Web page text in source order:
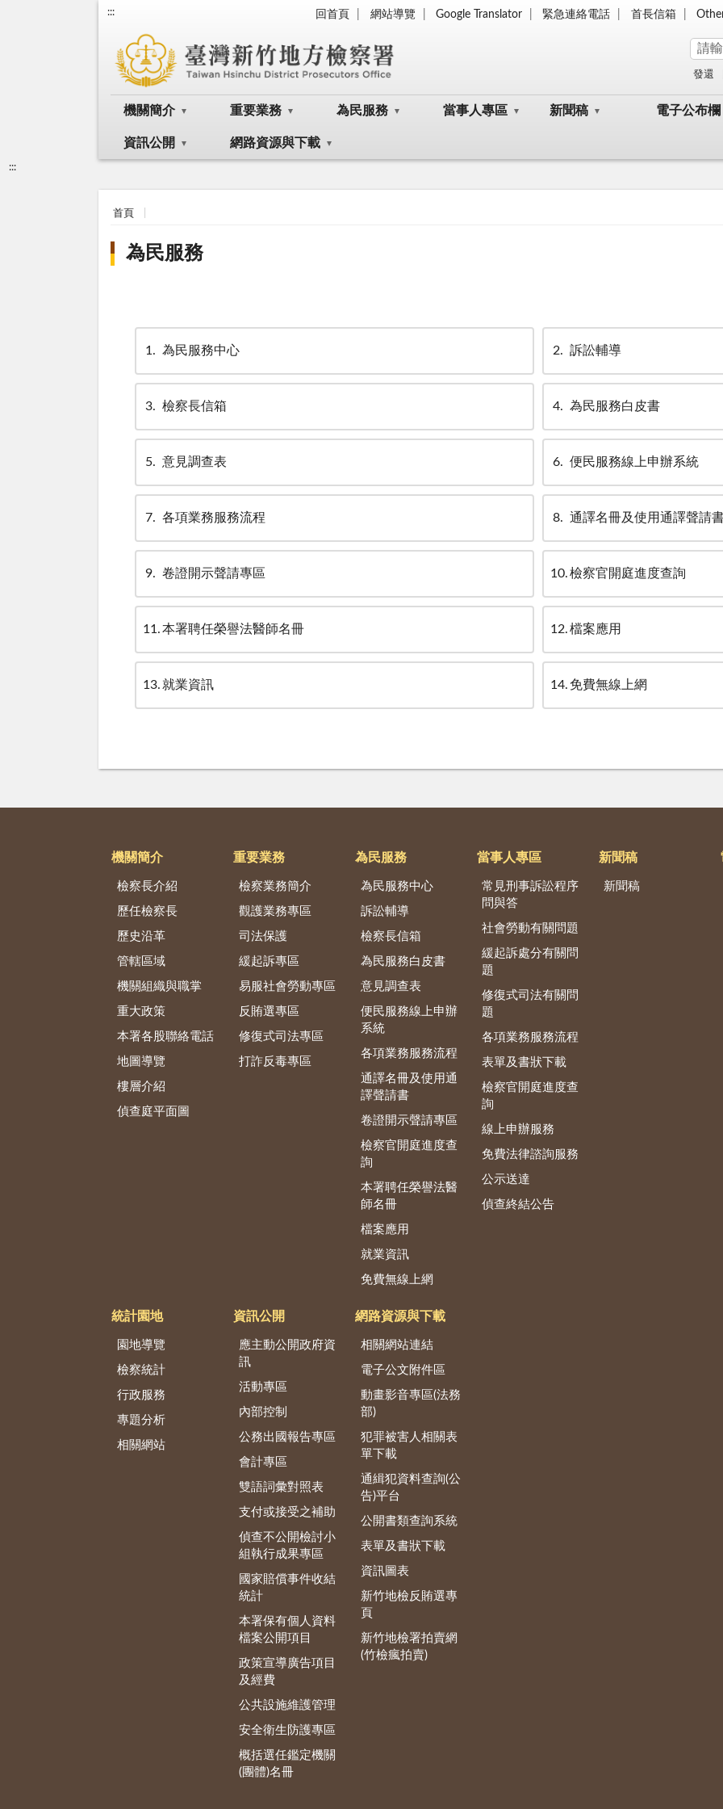
::: 回首頁 網站導覽 Google Translator 緊急連絡電話 首長信箱
發還
機關簡介 重要業務 為民服務 當事人專區 新聞稿 電子公布欄
資訊公開 網路資源與下載
:::
首頁
為民服務
1 為民服務中心 2 訴訟輔導
3 檢察長信箱 4 為民服務白皮書
5 意見調查表 6 便民服務線上申辦系統
7 各項業務服務流程 8 通譯名冊及使用通譯聲請
9 卷證開示聲請專區 10 檢察官開庭進度查詢
11 本署聘任榮譽法醫師名冊 12 檔案應用
13 就業資訊 14 免費無線上網
機關簡介
檢察長介紹
歷任檢察長
歷史沿革
管轄區域
機關組織與職掌
重大政策
本署各股聯絡電話
地圖導覽
樓層介紹
偵查庭平面圖
重要業務
檢察業務簡介
觀護業務專區
司法保護
緩起訴專區
易服社會勞動專區
反賄選專區
修復式司法專區
打詐反毒專區
為民服務
為民服務中心
訴訟輔導
檢察長信箱
為民服務白皮書
意見調查表
便民服務線上申辦
系統
各項業務服務流程
通譯名冊及使用通
譯聲請書
卷證開示聲請專區
檢察官開庭進度查
詢
本署聘任榮譽法醫
師名冊
檔案應用
就業資訊
免費無線上網
當事人專區
常見刑事訴訟程序
問與答
社會勞動有關問題
緩起訴處分有關問
題
修復式司法有關問
題
各項業務服務流程
表單及書狀下載
檢察官開庭進度查
詢
線上申辦服務
免費法律諮詢服務
公示送達
偵查終結公告
新聞稿
新聞稿
統計園地
園地導覽
檢察統計
行政服務
專題分析
相關網站
資訊公開
應主動公開政府資
訊
活動專區
內部控制
公務出國報告專區
會計專區
雙語詞彙對照表
支付或接受之補助
偵查不公開檢討小
組執行成果專區
國家賠償事件收結
統計
本署保有個人資料
檔案公開項目
政策宣導廣告項目
及經費
公共設施維護管理
安全衛生防護專區
概括選任鑑定機關
(團體)名冊
網路資源與下載
相關網站連結
電子公文附件區
動畫影音專區(法務
部)
犯罪被害人相關表
單下載
通緝犯資料查詢(公
告)平台
公開書類查詢系統
表單及書狀下載
資訊圖表
新竹地檢反賄選專
頁
新竹地檢署拍賣網
(竹檢瘋拍賣)